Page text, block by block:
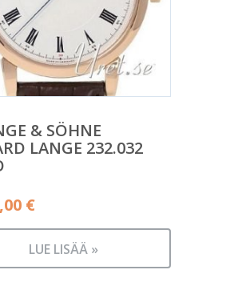
& SÖHNE
LANGE 232.032
€
LUE LISÄÄ »